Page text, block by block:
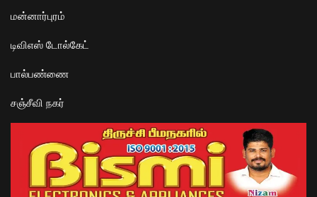
​மன்னார்புரம்
​டிவிஎஸ் டோல்கேட்
​பால்பண்ணை
​சஞ்சீவி நகர்